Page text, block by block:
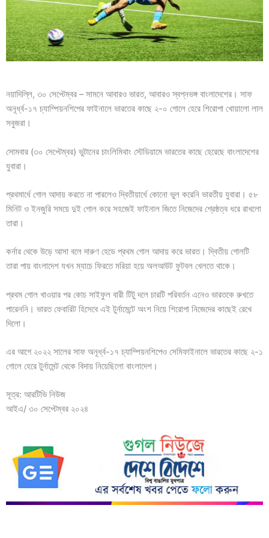
নয়াদিল্লি, ৩০ সেপ্টেম্বর – সামনে আবারও ভারত, আবারও স্বপ্নভঙ্গ বাংলাদেশের। সাফ
অনূর্ধ্ব-১৭ চ্যাম্পিয়নশিপের ফাইনালে ভারতের কাছে ২-০ গোলে হেরে শিরোপা খোয়ালো লাল
সবুজরা।
সোমবার (৩০ সেপ্টেম্বর) ভুটানের চাংলিমিথাং স্টেডিয়ামে ভারতের কাছে হেরেছে বাংলাদেশের
যুবারা।
প্রথমার্ধে গোল আদায় করতে না পারলেও দ্বিতীয়ার্ধে কোনো ভুল করেনি ভারতীয় যুবারা। ৫৮
মিনিট ও ইনজুরি সময়ে দুই গোল করে সহজেই ফাইনাল জিতে নিজেদের শ্রেষ্ঠত্ব ধরে রাখলো
তারা।
কর্নার থেকে উড়ে আসা বলে দারুণ হেডে প্রথম গোল আদায় করে ভারত। দ্বিতীয় গোলটি
তারা পায় বাংলাদেশ যখন ম্যাচে ফিরতে মরিয়া হয়ে অলআউট ফুটবল খেলতে থাকে।
প্রথম গোল খাওয়ার পর কোচ সাইফুল বারী টিটু দলে চারটি পরিবর্তন এনেও ভারতকে রুখতে
পারেননি। ভারত ফেবারিট হিসেবে এই টুর্নামেন্টে অংশ নিয়ে শিরোপা নিজেদের কাছেই রেখে
দিলো।
এর আগে ২০২২ সালের সাফ অনূর্ধ্ব-১৭ চ্যাম্পিয়নশিপেও সেমিফাইনালে ভারতের কাছে ২-১
গোলে হেরে টুর্নামেন্ট থেকে বিদায় নিয়েছিলো বাংলাদেশ।
সূত্র: আরটিভি নিউজ
আইএ/ ৩০ সেপ্টেম্বর ২০২৪